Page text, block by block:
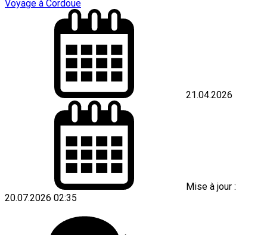
Voyage à Cordoue
21.04.2026
Mise à jour :
20.07.2026 02:35